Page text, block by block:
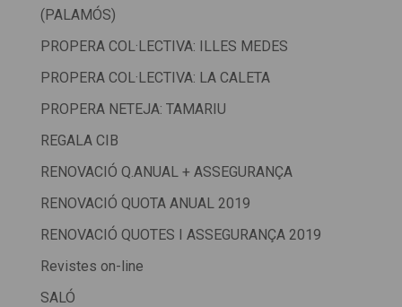
(PALAMÓS)
PROPERA COL·LECTIVA: ILLES MEDES
PROPERA COL·LECTIVA: LA CALETA
PROPERA NETEJA: TAMARIU
REGALA CIB
RENOVACIÓ Q.ANUAL + ASSEGURANÇA
RENOVACIÓ QUOTA ANUAL 2019
RENOVACIÓ QUOTES I ASSEGURANÇA 2019
Revistes on-line
SALÓ